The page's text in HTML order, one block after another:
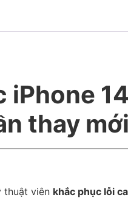
thay mới
thuật viên khắc phục lỗi